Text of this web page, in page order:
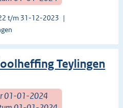
t/m 31-12-2023
Teylingen
01-01-2024